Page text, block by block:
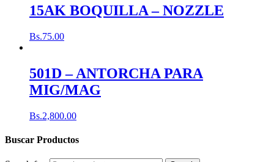
15AK BOQUILLA – NOZZLE
Bs.75.00
501D – ANTORCHA PARA
MIG/MAG
Bs.2,800.00
Buscar Productos